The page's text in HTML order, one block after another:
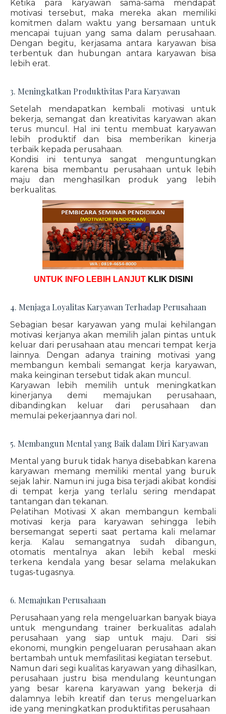
Ketika para karyawan sama-sama mendapat
motivasi tersebut, maka mereka akan memiliki
komitmen dalam waktu yang bersamaan untuk
mencapai tujuan yang sama dalam perusahaan.
Dengan begitu, kerjasama antara karyawan bisa
terbentuk dan hubungan antara karyawan bisa
lebih erat.
3. Meningkatkan Produktivitas Para Karyawan
Setelah mendapatkan kembali motivasi untuk
bekerja, semangat dan kreativitas karyawan akan
terus muncul. Hal ini tentu membuat karyawan
lebih produktif dan bisa memberikan kinerja
terbaik kepada perusahaan.
Kondisi ini tentunya sangat menguntungkan
karena bisa membantu perusahaan untuk lebih
maju dan menghasilkan produk yang lebih
berkualitas.
UNTUK INFO LEBIH LANJUT KLIK DISINI
4. Menjaga Loyalitas Karyawan Terhadap Perusahaan
Sebagian besar karyawan yang mulai kehilangan
motivasi kerjanya akan memilih jalan pintas untuk
keluar dari perusahaan atau mencari tempat kerja
lainnya. Dengan adanya training motivasi yang
membangun kembali semangat kerja karyawan,
maka keinginan tersebut tidak akan muncul.
Karyawan lebih memilih untuk meningkatkan
kinerjanya demi memajukan perusahaan,
dibandingkan keluar dari perusahaan dan
memulai pekerjaannya dari nol.
5. Membangun Mental yang Baik dalam Diri Karyawan
Mental yang buruk tidak hanya disebabkan karena
karyawan memang memiliki mental yang buruk
sejak lahir. Namun ini juga bisa terjadi akibat kondisi
di tempat kerja yang terlalu sering mendapat
tantangan dan tekanan.
Pelatihan Motivasi X akan membangun kembali
motivasi kerja para karyawan sehingga lebih
bersemangat seperti saat pertama kali melamar
kerja. Kalau semangatnya sudah dibangun,
otomatis mentalnya akan lebih kebal meski
terkena kendala yang besar selama melakukan
tugas-tugasnya.
6. Memajukan Perusahaan
Perusahaan yang rela mengeluarkan banyak biaya
untuk mengundang trainer berkualitas adalah
perusahaan yang siap untuk maju. Dari sisi
ekonomi, mungkin pengeluaran perusahaan akan
bertambah untuk memfasilitasi kegiatan tersebut.
Namun dari segi kualitas karyawan yang dihasilkan,
perusahaan justru bisa mendulang keuntungan
yang besar karena karyawan yang bekerja di
dalamnya lebih kreatif dan terus mengeluarkan
ide yang meningkatkan produktifitas perusahaan